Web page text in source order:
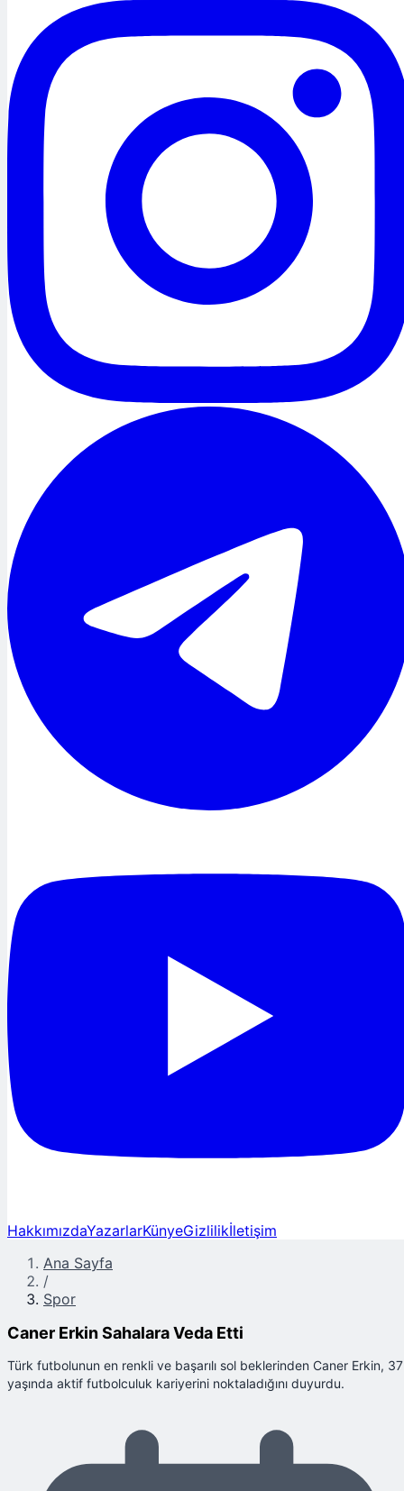
HakkımızdaYazarlarKünyeGizlilikİletişim
Ana Sayfa
/
Spor
Caner Erkin Sahalara Veda Etti
Türk futbolunun en renkli ve başarılı sol beklerinden Caner Erkin, 37
yaşında aktif futbolculuk kariyerini noktaladığını duyurdu.